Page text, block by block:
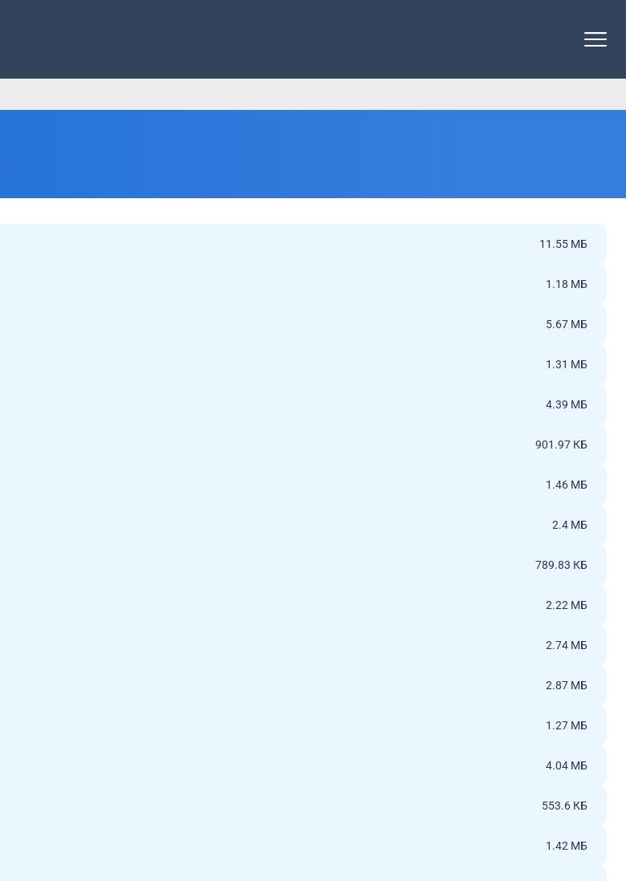
11.55 МБ
1.18 МБ
5.67 МБ
1.31 МБ
4.39 МБ
901.97 КБ
1.46 МБ
2.4 МБ
789.83 КБ
2.22 МБ
2.74 МБ
2.87 МБ
1.27 МБ
4.04 МБ
553.6 КБ
1.42 МБ